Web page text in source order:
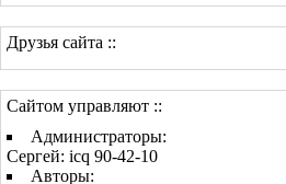
Друзья сайта ::
Сайтом управляют ::
Администраторы:
Сергей: icq 90-42-10
Авторы: